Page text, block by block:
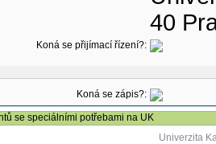
40
Koná se přijímací řízení?:
Koná se zápis?:
se speciálními potřebami na UK
Univerzita